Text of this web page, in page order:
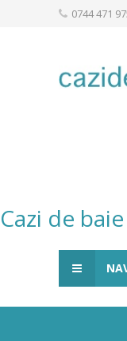
0744 471
Cazi de